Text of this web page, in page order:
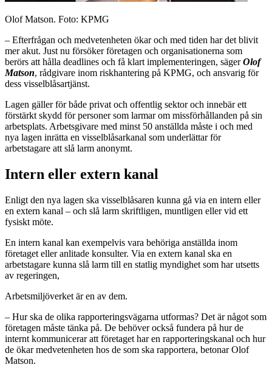
Olof Matson. Foto: KPMG
– Efterfrågan och medvetenheten ökar och med tiden har det blivit
mer akut. Just nu försöker företagen och organisationerna som
berörs att hålla deadlines och få klart implementeringen, sägerOlof
Matson, rådgivare inom riskhantering på KPMG, och ansvarig för
dess visselblåsartjänst.
Lagen gäller för både privat och offentlig sektor och innebär ett
förstärkt skydd för personer som larmar om missförhållanden på sin
arbetsplats. Arbetsgivare med minst 50 anställda måste i och med
nya lagen inrätta en visselblåsarkanal som underlättar för
arbetstagare att slå larm anonymt.
Intern eller extern kanal
Enligt den nya lagen ska visselblåsaren kunna gå via en intern eller
en extern kanal – och slå larm skriftligen, muntligen eller vid ett
fysiskt möte.
En intern kanal kan exempelvis vara behöriga anställda inom
företaget eller anlitade konsulter. Via en extern kanal ska en
arbetstagare kunna slå larm till en statlig myndighet som har utsetts
av regeringen,
Arbetsmiljöverket är en av dem.
– Hur ska de olika rapporteringsvägarna utformas? Det är något som
företagen måste tänka på. De behöver också fundera på hur de
internt kommunicerar att företaget har en rapporteringskanal och hur
de ökar medvetenheten hos de som ska rapportera, betonar Olof
Matson.